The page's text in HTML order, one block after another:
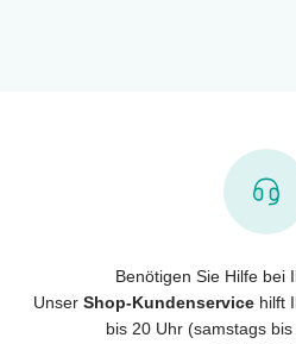
Benötigen Sie Hilfe bei
Unser Shop-Kundenservicehilft
bis 20 Uhr (samstags